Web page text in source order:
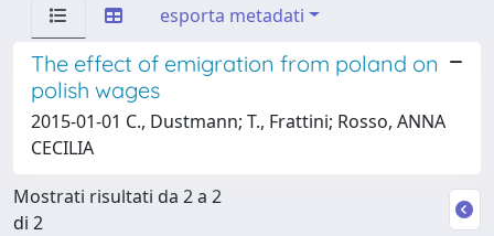
esporta metadati
The effect of emigration from poland on
polish wages
2015-01-01 C., Dustmann; T., Frattini; Rosso, ANNA
CECILIA
Mostrati risultati da 2 a 2
di 2